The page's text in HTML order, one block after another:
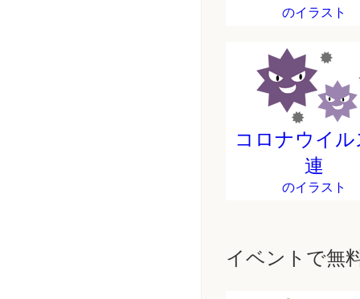
のイラスト
コロナウイル
連
のイラスト
イベントで無